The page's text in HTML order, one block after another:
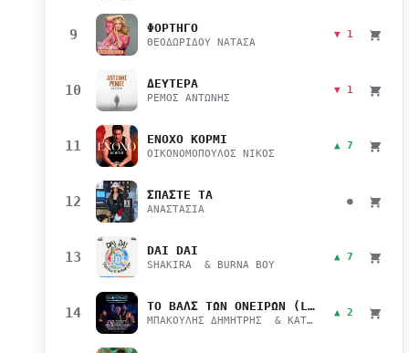
9 ΦΟΡΤΗΓΟ
ΘΕΟΔΩΡΙΔΟΥ ΝΑΤΑΣΑ
▼ 1
10 ΔΕΥΤΕΡΑ
ΡΕΜΟΣ ΑΝΤΩΝΗΣ
▼ 1
11 ΕΝΟΧΟ ΚΟΡΜΙ
ΟΙΚΟΝΟΜΟΠΟΥΛΟΣ ΝΙΚΟΣ
▲ 7
12 ΣΠΑΣΤΕ ΤΑ
ΑΝΑΣΤΑΣΙΑ
●
13 DAI DAI
SHAKIRA & BURNA BOY
▲ 7
14 ΤΟ ΒΑΛΣ ΤΩΝ ΟΝΕΙΡΩΝ (LIVE)
ΜΠΑΚΟΥΛΗΣ ΔΗΜΗΤΡΗΣ & ΚΑΤΣΙΜΙΧΑ ΜΑΡΙΑΝΑ
▲ 2